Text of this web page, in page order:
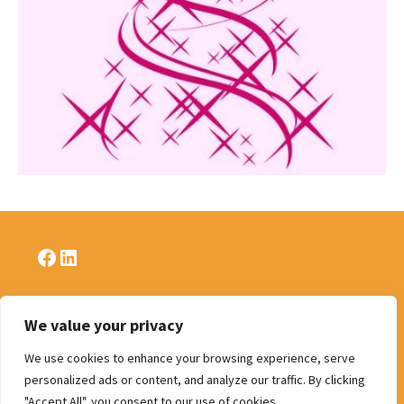
We value your privacy
We use cookies to enhance your browsing experience, serve
personalized ads or content, and analyze our traffic. By clicking
Facebook
LinkedIn